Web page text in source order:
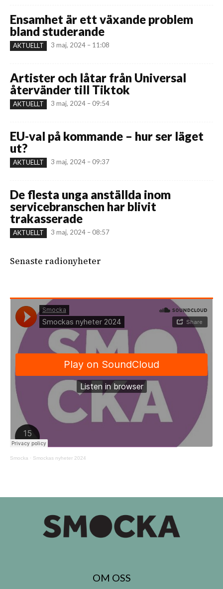
Ensamhet är ett växande problem
bland studerande
AKTUELLT 3 maj, 2024 – 11:08
Artister och låtar från Universal
återvänder till Tiktok
AKTUELLT 3 maj, 2024 – 09:54
EU-val på kommande – hur ser läget
ut?
AKTUELLT 3 maj, 2024 – 09:37
De flesta unga anställda inom
servicebranschen har blivit
trakasserade
AKTUELLT 3 maj, 2024 – 08:57
Senaste radionyheter
Smocka · Smockas nyheter 2024
OM OSS